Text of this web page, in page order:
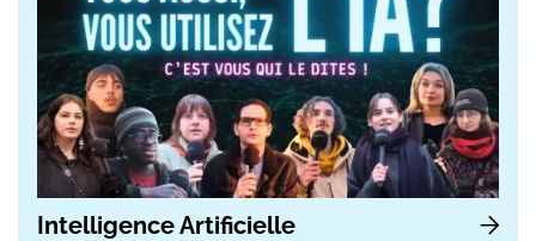
Intelligence Artificielle